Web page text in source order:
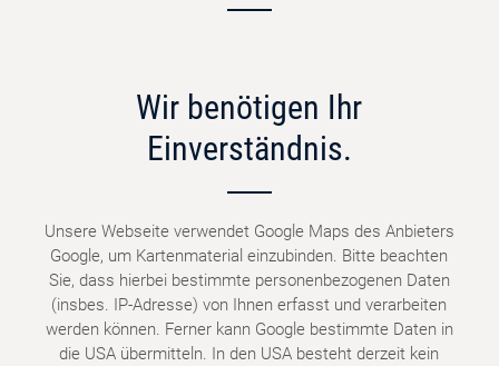
Wir benötigen Ihr
Einverständnis.
Unsere Webseite verwendet Google Maps des Anbieters
Google, um Kartenmaterial einzubinden. Bitte beachten
Sie, dass hierbei bestimmte personenbezogenen Daten
(insbes. IP-Adresse) von Ihnen erfasst und verarbeiten
werden können. Ferner kann Google bestimmte Daten in
die USA übermitteln. In den USA besteht derzeit kein